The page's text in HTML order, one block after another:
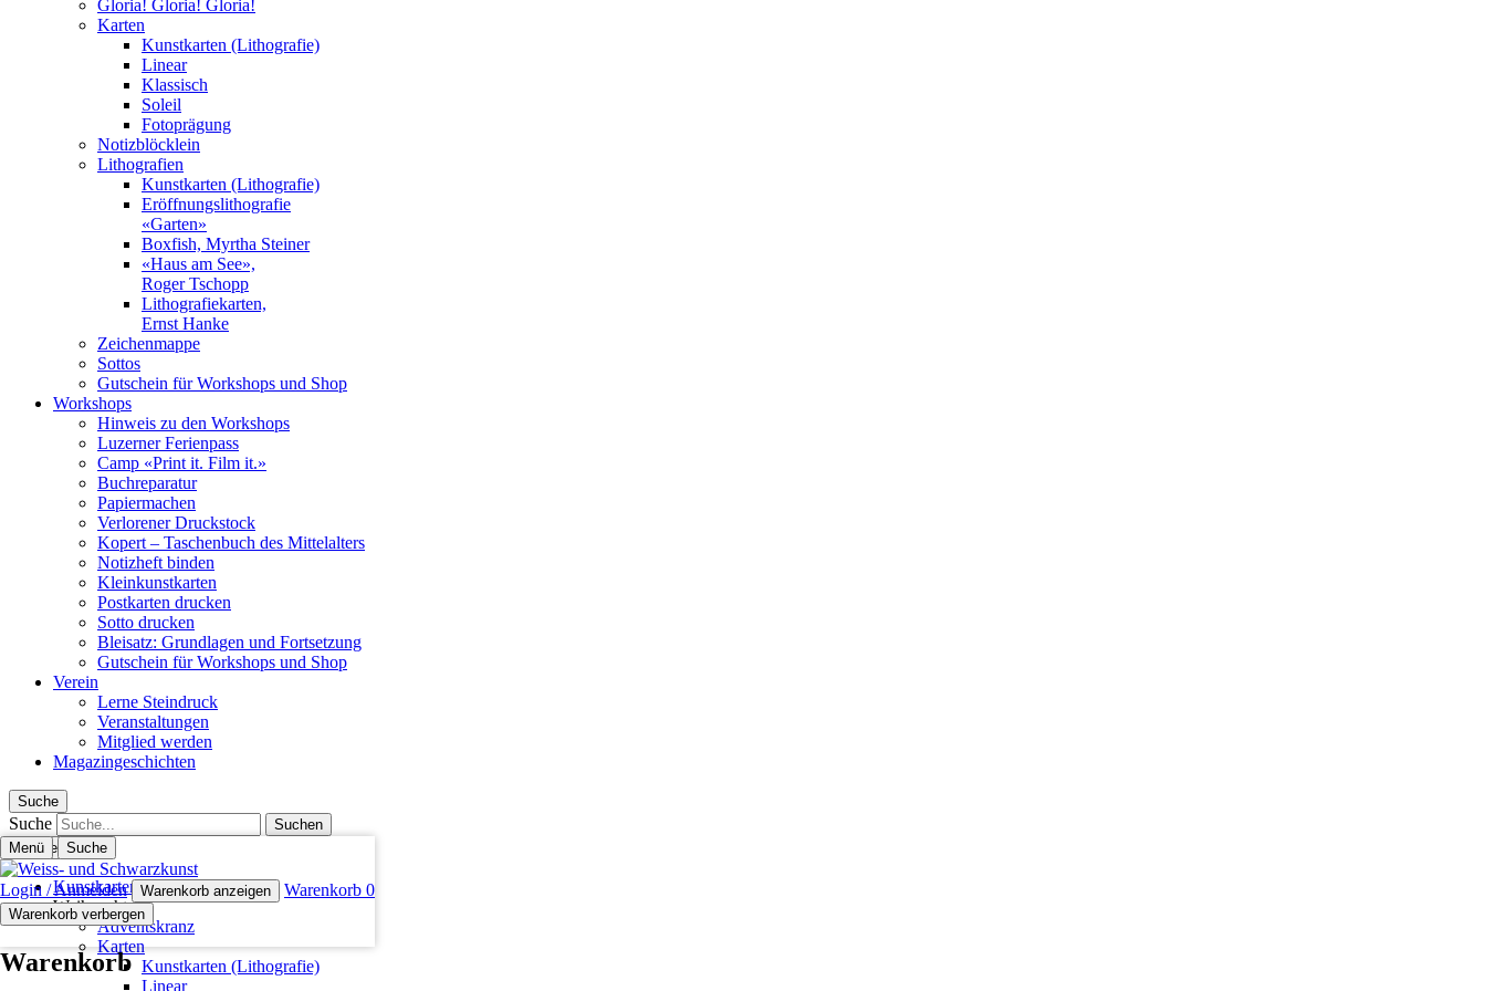
Gloria! Gloria! Gloria!
Karten
Kunstkarten (Lithografie)
Linear
Klassisch
Soleil
Fotoprägung
Notizblöcklein
Lithografien
Kunstkarten (Lithografie)
Eröffnungslithografie
«Garten»
Boxfish, Myrtha Steiner
«Haus am See»,
Roger Tschopp
Lithografiekarten,
Ernst Hanke
Zeichenmappe
Sottos
Gutschein für Workshops und Shop
Workshops
Hinweis zu den Workshops
Luzerner Ferienpass
Camp «Print it. Film it.»
Buchreparatur
Papiermachen
Verlorener Druckstock
Kopert – Taschenbuch des Mittelalters
Notizheft binden
Kleinkunstkarten
Postkarten drucken
Sotto drucken
Bleisatz: Grundlagen und Fortsetzung
Gutschein für Workshops und Shop
Verein
Lerne Steindruck
Veranstaltungen
Mitglied werden
Magazingeschichten
Suche
Suche
Menü Suche
Login / Anmelden Warenkorb anzeigen Warenkorb 0
Warenkorb verbergen
Warenkorb
Schliessen
Kunstkarten (Lithografie)
Weihnachten
Adventskranz
Karten
Kunstkarten (Lithografie)
Linear